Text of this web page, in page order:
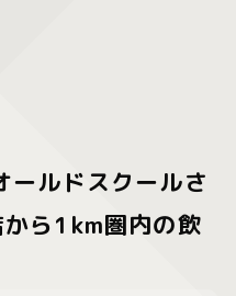
ールドスクールさ
ら1km圏内の飲